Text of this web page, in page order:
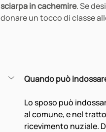
sciarpa in cachemire. Se
donare un tocco di classe
Quando può
Lo sposo può
al comune, e nel
ricevimento nuziale.